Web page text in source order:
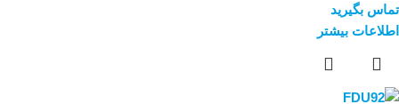
تماس بگیرید
اطلاعات بیشتر